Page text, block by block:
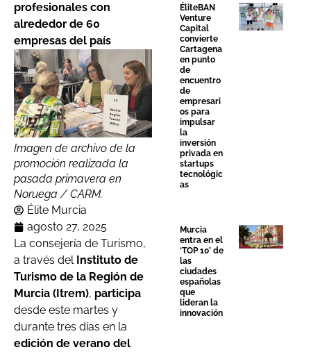
profesionales con
alrededor de 60
empresas del país
Imagen de archivo de la
promoción realizada la
pasada primavera en
Noruega / CARM.
Élite Murcia
agosto 27, 2025
La consejería de Turismo,
a través del Instituto de
Turismo de la Región de
Murcia (Itrem), participa
desde este martes y
durante tres días en la
edición de verano del
ÉliteBAN
Venture
Capital
convierte
Cartagena
en punto
de
encuentro
de
empresari
os para
impulsar
la
inversión
privada en
startups
tecnológic
as
Murcia
entra en el
‘TOP 10’ de
las
ciudades
españolas
que
lideran la
innovación